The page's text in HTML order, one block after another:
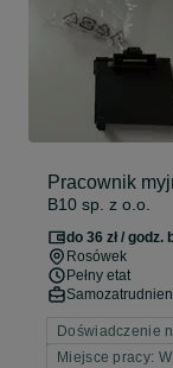
Pracownik
B10 sp. z o.o.
do 36 zł / godz.
Rosówek
Pełny etat
Doświadczenie
Miejsce pracy: